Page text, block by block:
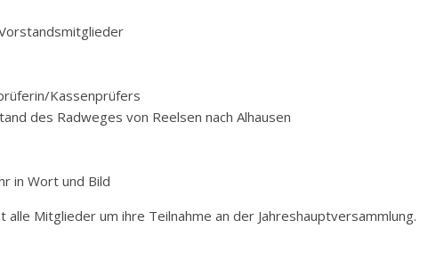
Kassenprüfers
des Radweges von Reelsen nach Alhausen
in Wort und Bild
Mitglieder um ihre Teilnahme an der Jahreshauptversammlung.